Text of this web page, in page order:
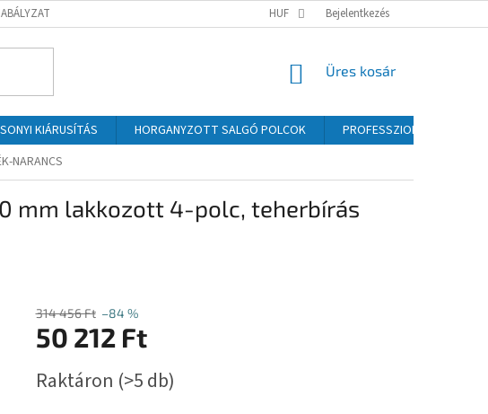
HUF Bejelentkezés
KOSÁR
Üres kosár
KIÁRUSÍTÁS HORGANYZOTT SALGÓ POLCOK
PROFESSZIONÁLIS
NARANCS
mm lakkozott 4-polc, teherbírás
314 456 Ft –84 %
50 212 Ft
Raktáron (>5 db)